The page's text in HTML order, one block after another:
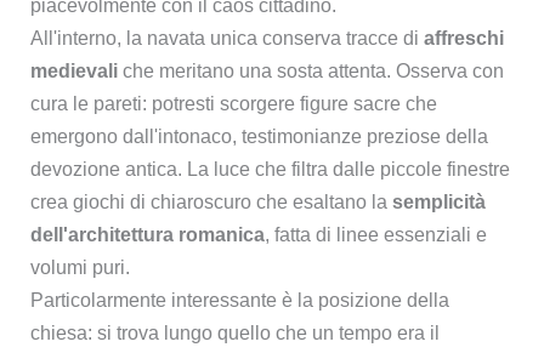
piacevolmente con il caos cittadino.
All'interno, la navata unica conserva tracce di affreschi
medievaliche meritano una sosta attenta. Osserva con
cura le pareti: potresti scorgere figure sacre che
emergono dall'intonaco, testimonianze preziose della
devozione antica. La luce che filtra dalle piccole finestre
crea giochi di chiaroscuro che esaltano la semplicità
dell'architettura romanica, fatta di linee essenziali e
volumi puri.
Particolarmente interessante è la posizione della
chiesa: si trova lungo quello che un tempo era il